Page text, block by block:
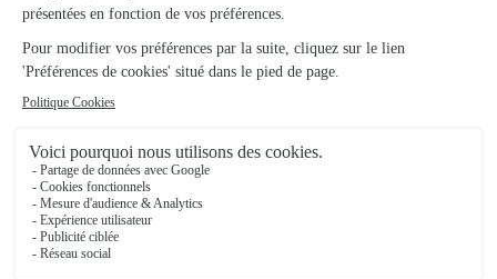
Au Val Fleuri
Mont Sous Vaudrey